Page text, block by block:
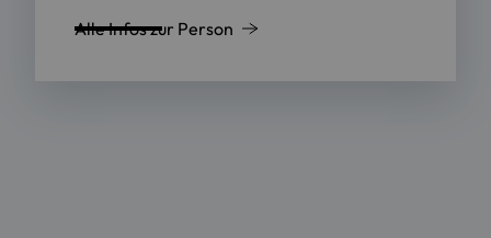
Alle Infos zur Person